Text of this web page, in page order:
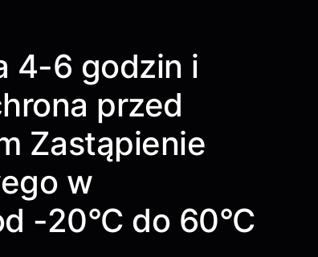
4-6 godzin i
przed
Zastąpienie
w
-20°C do 60°C